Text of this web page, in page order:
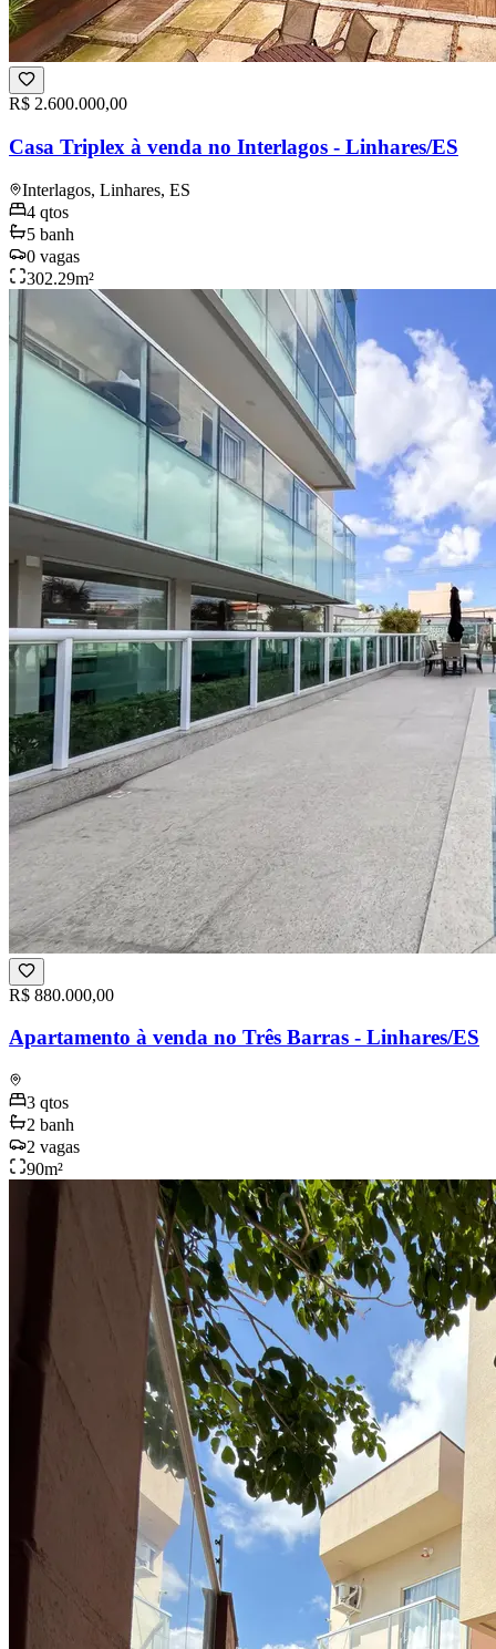
R$ 2.600.000,00
Casa Triplex à venda no Interlagos - Linhares/ES
Interlagos, Linhares, ES
4 qtos
5 banh
0 vagas
302.29m²
R$ 880.000,00
Apartamento à venda no Três Barras - Linhares/ES
3 qtos
2 banh
2 vagas
90m²